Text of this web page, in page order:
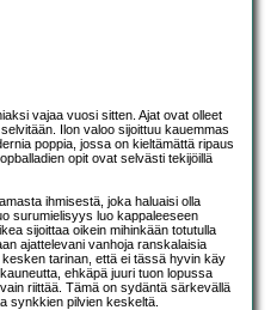
vajaa vuosi sitten. Ajat ovat olleet
Ilon valoo sijoittuu kauemmas
poppia, jossa on kieltämättä ripaus
opit ovat selvästi tekijöillä
ihmisestä, joka haluaisi olla
surumielisyys luo kappaleeseen
sijoittaa oikein mihinkään totutulla
ajattelevani vanhoja ranskalaisia
tarinan, että ei tässä hyvin käy
ehkäpä juuri tuon lopussa
riittää. Tämä on sydäntä särkevällä
synkkien pilvien keskeltä.